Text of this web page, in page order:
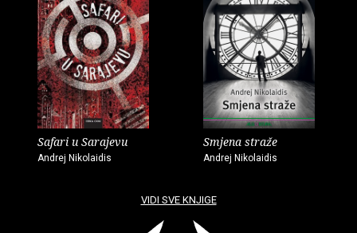
Safari u Sarajevu
Andrej Nikolaidis
Smjena straže
Andrej Nikolaidis
VIDI SVE KNJIGE